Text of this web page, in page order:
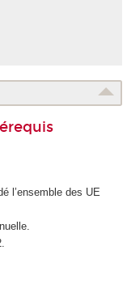
l’ensemble des UE